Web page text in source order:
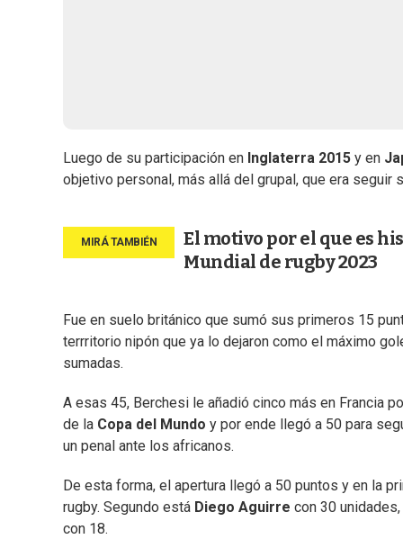
Luego de su participación en Inglaterra 2015 y en
objetivo personal, más allá del grupal, que era seguir
El motivo por el que es
Mundial de rugby 2023
Fue en suelo británico que sumó sus primeros 15
terrritorio nipón que ya lo dejaron como el máximo
sumadas.
A esas 45, Berchesi le añadió cinco más en Francia
de la Copa del Mundo y por ende llegó a 50 para
un penal ante los africanos.
De esta forma, el apertura llegó a 50 puntos y en la
rugby. Segundo está Diego Aguirre con 30
con 18.